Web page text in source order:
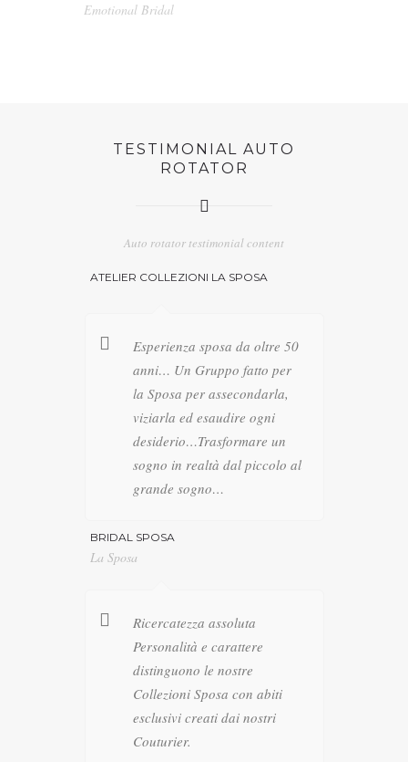
Emotional Bridal
TESTIMONIAL AUTO
ROTATOR
Auto rotator testimonial content
ATELIER COLLEZIONI LA SPOSA
Esperienza sposa da oltre 50
anni… Un Gruppo fatto per
la Sposa per assecondarla,
viziarla ed esaudire ogni
desiderio…Trasformare un
sogno in realtà dal piccolo al
grande sogno…
BRIDAL SPOSA
La Sposa
Ricercatezza assoluta
Personalità e carattere
distinguono le nostre
Collezioni Sposa con abiti
esclusivi creati dai nostri
Couturier.